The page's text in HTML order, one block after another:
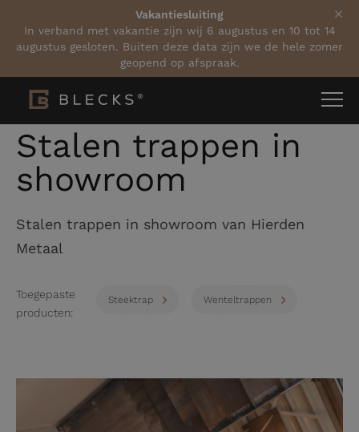
Vakantiesluiting
In verband met vakantie zijn wij 6 augustus en 10 tot 14
augustus gesloten. Buiten deze data zijn we de hele zomer
geopend op afspraak.
Home Projecten
Stalen trappen in
showroom
Stalen trappen in showroom van Hierden
Metaal
Toegepaste
producten:
Steektrap Wenteltrappen